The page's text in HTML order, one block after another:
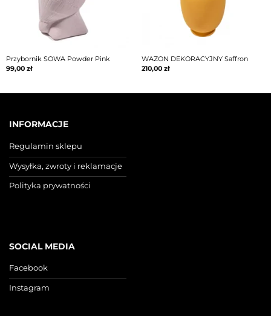
Przybornik SOWA Powder Pink
99,00 zł
WAZON DEKORACYJNY Saffron
210,00 zł
INFORMACJE
Regulamin sklepu
Wysyłka, zwroty i reklamacje
Polityka prywatności
SOCIAL MEDIA
Facebook
Instagram